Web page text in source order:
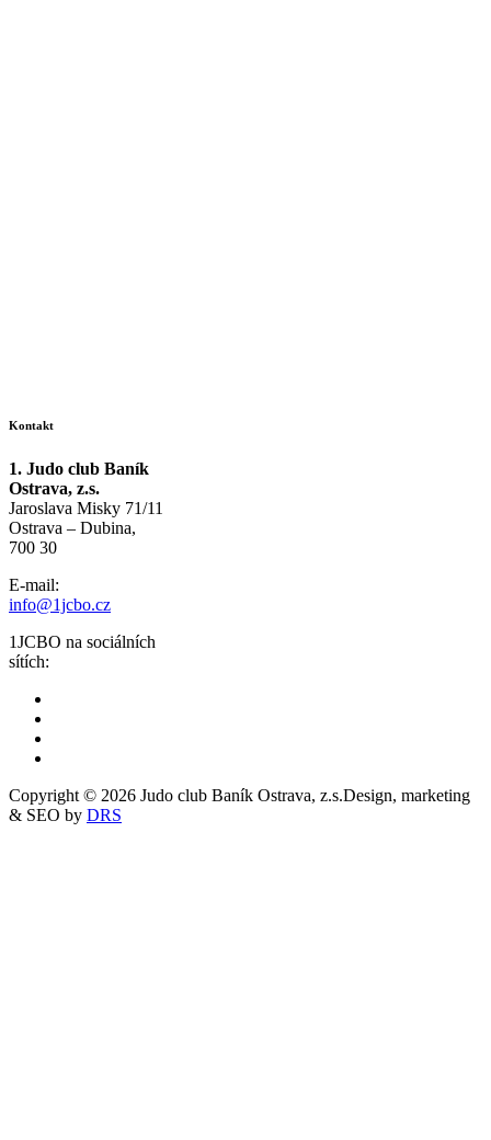
Kontakt
1. Judo club Baník
Ostrava, z.s.
Jaroslava Misky 71/11
Ostrava – Dubina,
700 30
E-mail:
info@1jcbo.cz
1JCBO na sociálních
sítích:
Copyright © 2026 Judo club Baník Ostrava, z.s.Design, marketing
& SEO by DRS